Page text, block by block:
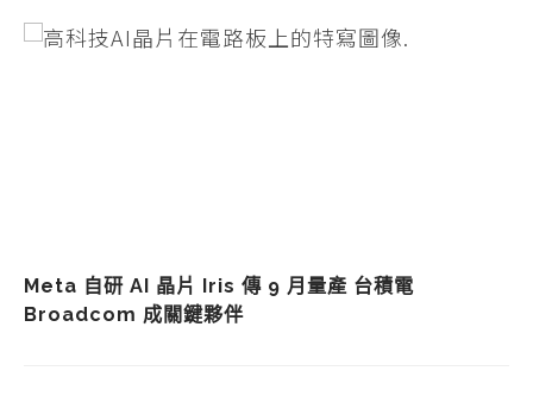
Meta 自研 AI 晶片 Iris 傳 9 月量產 台積電
Broadcom 成關鍵夥伴